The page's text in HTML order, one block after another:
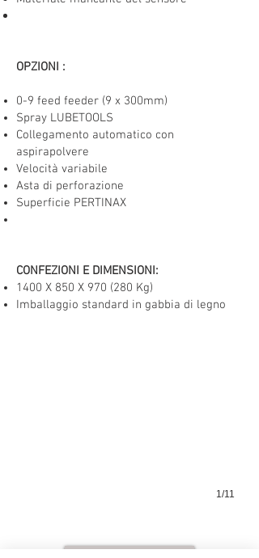
OPZIONI :
0-9 feed feeder (9 x 300mm)
Spray LUBETOOLS
Collegamento automatico con
aspirapolvere
Velocità variabile
Asta di perforazione
Superficie PERTINAX
CONFEZIONI E DIMENSIONI:
1400 X 850 X 970 (280 Kg)
Imballaggio standard in gabbia di legno
1/11